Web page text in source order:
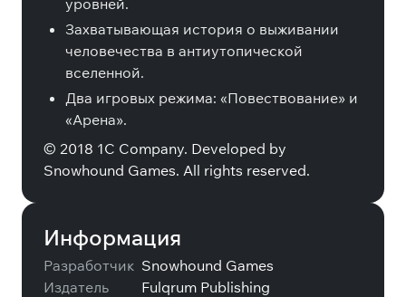
уровней.
Захватывающая история о выживании
человечества в антиутопической
вселенной.
Два игровых режима: «Повествование» и
«Арена».
© 2018 1C Company. Developed by
Snowhound Games. All rights reserved.
Информация
Разработчик Snowhound Games
Издатель
Fulqrum Publishing